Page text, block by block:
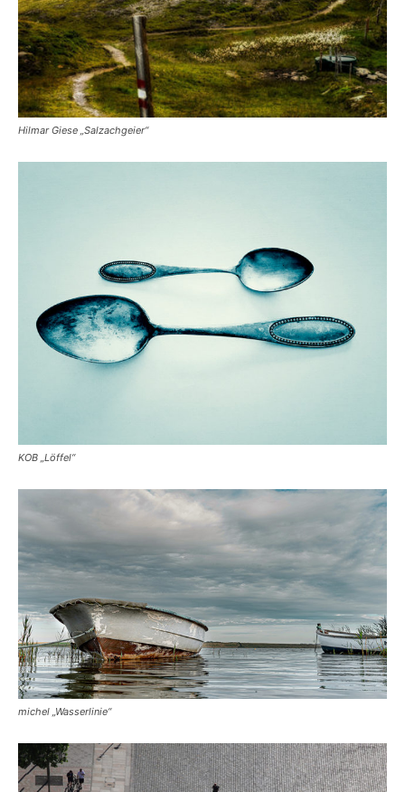
Hilmar Giese „Salzachgeier“
KOB „Löffel“
michel „Wasserlinie“